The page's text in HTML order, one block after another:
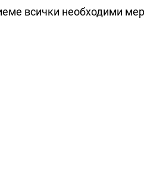
всички необходими